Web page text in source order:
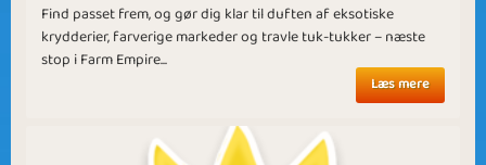
Find passet frem, og gør dig klar til duften af eksotiske
krydderier, farverige markeder og travle tuk-tukker – næste
stop i Farm Empire...
Læs mere